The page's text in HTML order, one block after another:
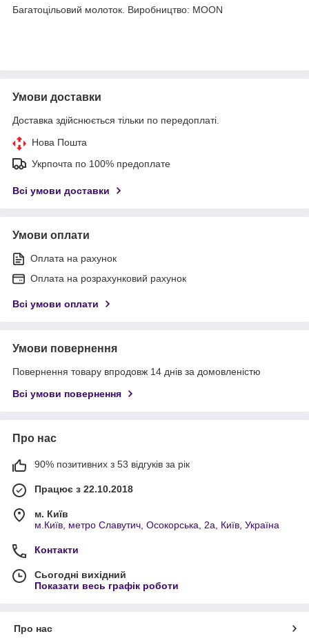
Багатоцільовий молоток. Виробництво: MOON
Умови доставки
Доставка здійснюється тільки по передоплаті.
Нова Пошта
Укрпочта по 100% предоплате
Всі умови доставки
Умови оплати
Оплата на рахунок
Оплата на розрахунковий рахунок
Всі умови оплати
Умови повернення
Повернення товару впродовж 14 днів за домовленістю
Всі умови повернення
Про нас
90% позитивних з 53 відгуків за рік
Працює з 22.10.2018
м. Київ
м.Київ, метро Славутич, Осокорська, 2а, Київ, Україна
Контакти
Сьогодні вихідний
Показати весь графік роботи
Про нас